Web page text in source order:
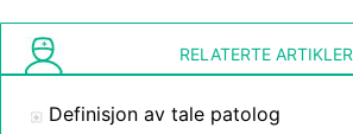
RELATERTE ARTIKLER
Definisjon av tale patolog